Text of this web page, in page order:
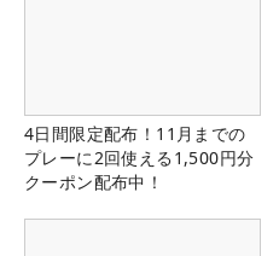
4日間限定配布！11月までの
プレーに2回使える1,500円分
クーポン配布中！